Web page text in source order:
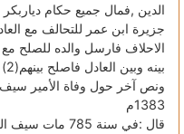
الدين ,فمال جميع حكام
جزيرة ابن عمر للتحالف مع
الاحلاف فارسل والده للصلح
بينه وبين العادل فاصلح بينهم(2) .
1383م
قال :في سنة